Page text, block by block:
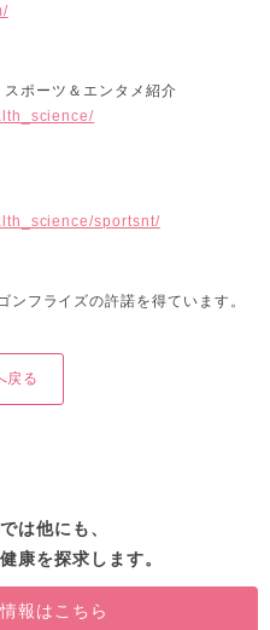
ポーツ＆エンタメ紹介
sportsnt/
フライズの許諾を得ています。
戻る
は他にも、
康を探求します。
報はこちら